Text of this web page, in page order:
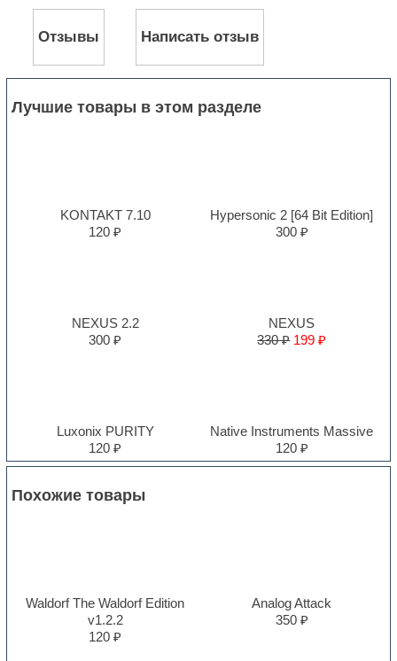
Отзывы Написать отзыв
Лучшие товары в этом разделе
KONTAKT 7.10
120 ₽
Hypersonic 2 [64 Bit Edition]
300 ₽
NEXUS 2.2
300 ₽
NEXUS
330 ₽ 199 ₽
Luxonix PURITY
120 ₽
Native Instruments Massive
120 ₽
Похожие товары
Waldorf The Waldorf Edition
v1.2.2
120 ₽
Analog Attack
350 ₽